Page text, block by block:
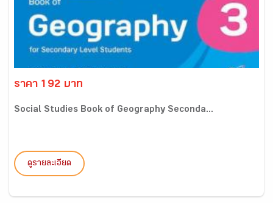
ราคา 192 บาท
Social Studies Book of Geography Seconda...
ดูรายละเอียด